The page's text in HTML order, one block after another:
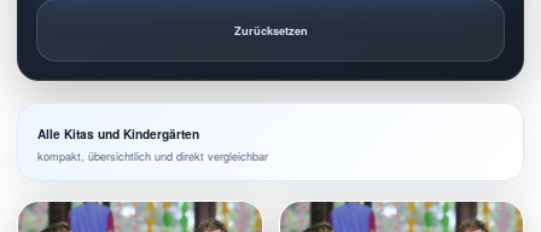
Zurücksetzen
Alle Kitas und Kindergärten
kompakt, übersichtlich und direkt vergleichbar